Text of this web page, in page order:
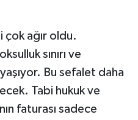
çok ağır oldu.
sınırı ve
yaşıyor. Bu sefalet daha
Tabi hukuk ve
faturası sadece